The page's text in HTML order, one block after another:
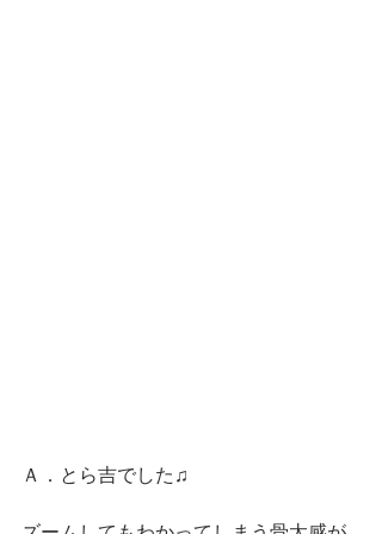
Ａ．とら吉でした♫